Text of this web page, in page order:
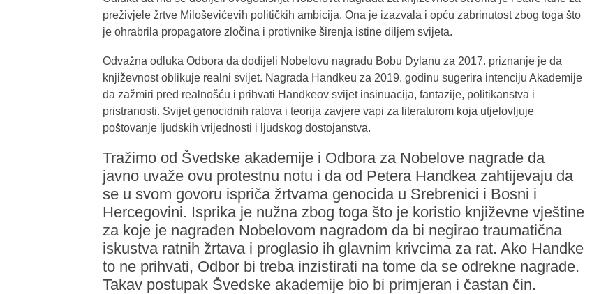
preživjele žrtve Miloševićevih političkih ambicija. Ona je izazvala i opću zabrinutost zbog toga što
je ohrabrila propagatore zločina i protivnike širenja istine diljem svijeta.
Odvažna odluka Odbora da dodijeli Nobelovu nagradu Bobu Dylanu za 2017. priznanje je da
književnost oblikuje realni svijet. Nagrada Handkeu za 2019. godinu sugerira intenciju Akademije
da zažmiri pred realnošću i prihvati Handkeov svijet insinuacija, fantazije, politikanstva i
pristranosti. Svijet genocidnih ratova i teorija zavjere vapi za literaturom koja utjelovljuje
poštovanje ljudskih vrijednosti i ljudskog dostojanstva.
Tražimo od Švedske akademije i Odbora za Nobelove nagrade da
javno uvaže ovu protestnu notu i da od Petera Handkea zahtijevaju da
se u svom govoru ispriča žrtvama genocida u Srebrenici i Bosni i
Hercegovini. Isprika je nužna zbog toga što je koristio književne vještine
za koje je nagrađen Nobelovom nagradom da bi negirao traumatična
iskustva ratnih žrtava i proglasio ih glavnim krivcima za rat. Ako Handke
to ne prihvati, Odbor bi treba inzistirati na tome da se odrekne nagrade.
Takav postupak Švedske akademije bio bi primjeran i častan čin.